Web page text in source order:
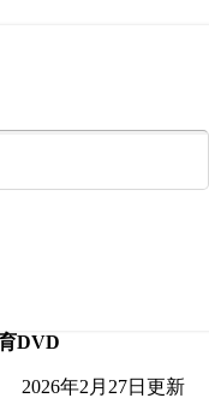
DVD
2026年2月27日 更新